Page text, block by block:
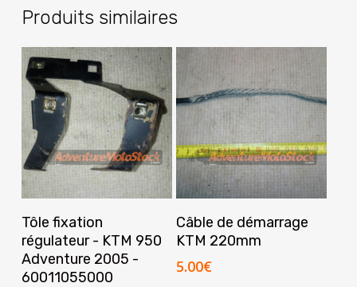
Produits similaires
Ajouter Au Panier
Tôle fixation
régulateur - KTM 950
Adventure 2005 -
60011055000
Ajouter Au Panier
Câble de démarrage
KTM 220mm
5.00€